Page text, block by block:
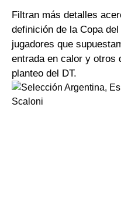
Filtran más detalles
definición de la Copa
jugadores que
entrada en calor y otros
planteo del DT.